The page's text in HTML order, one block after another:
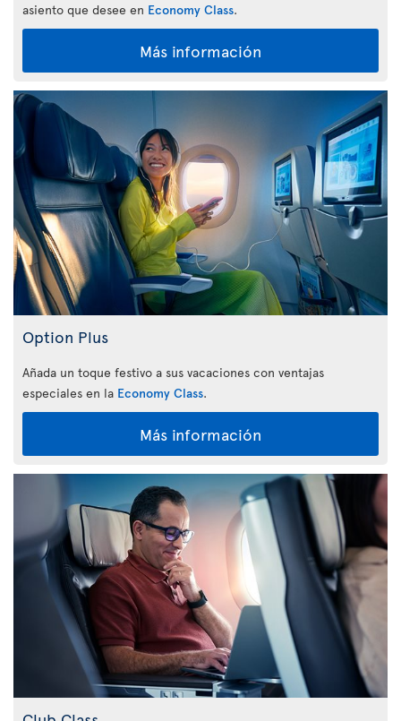
asiento que desee en Economy Class.
Más información
Option Plus
Añada un toque festivo a sus vacaciones con ventajas
especiales en la Economy Class.
Más información